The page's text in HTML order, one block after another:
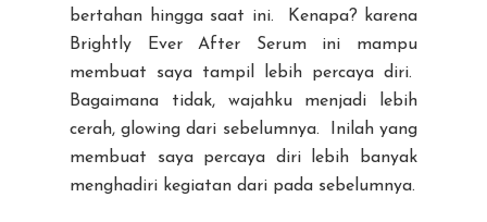
bertahan hingga saat ini. Kenapa? karena
Brightly Ever After Serum ini mampu
membuat saya tampil lebih percaya diri.
Bagaimana tidak, wajahku menjadi lebih
cerah, glowing dari sebelumnya. Inilah yang
membuat saya percaya diri lebih banyak
menghadiri kegiatan dari pada sebelumnya.